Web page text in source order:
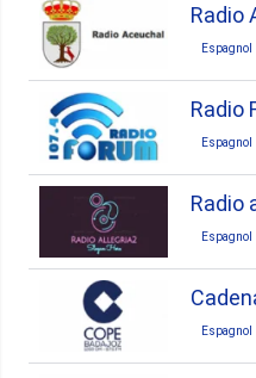
Radio
Espagnol
Radio
Espagnol
Radio
Espagnol
Espagnol